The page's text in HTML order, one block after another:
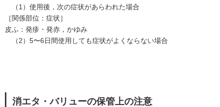
（1）使用後，次の症状があらわれた場合
［関係部位：症状］
皮ふ：発疹・発赤，かゆみ
（2）5〜6日間使用しても症状がよくならない場合
消エタ・バリューの保管上の注意